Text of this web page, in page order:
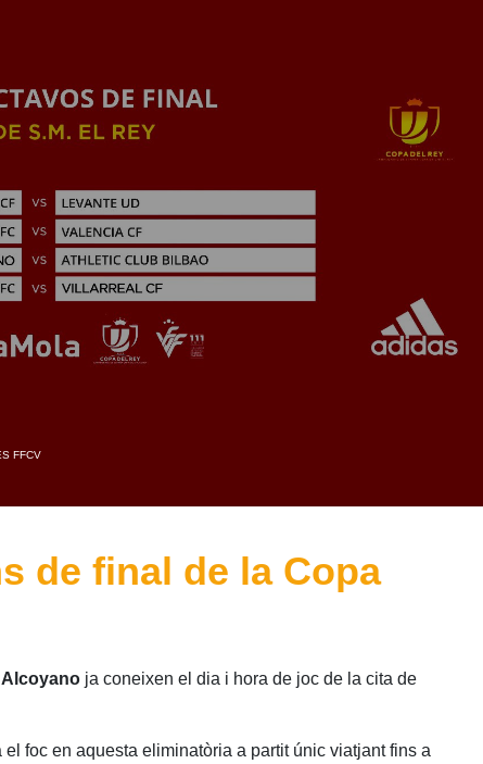
FFCV
de final de la Copa
Alcoyanoja coneixen el dia i hora de joc de la cita de
el foc en aquesta eliminatòria a partit únic viatjant fins a